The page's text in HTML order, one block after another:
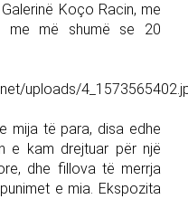
Koço Racin, me
me më shumë se 20
uploads/
mija të para, disa edhe
e kam drejtuar për një
dhe fillova të merrja
e mia. Ekspozita